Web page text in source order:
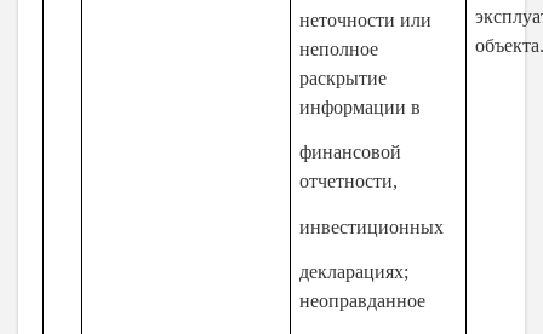
неточности или
неполное
раскрытие
информации в
финансовой
отчетности,
инвестиционных
декларациях;
неоправданное